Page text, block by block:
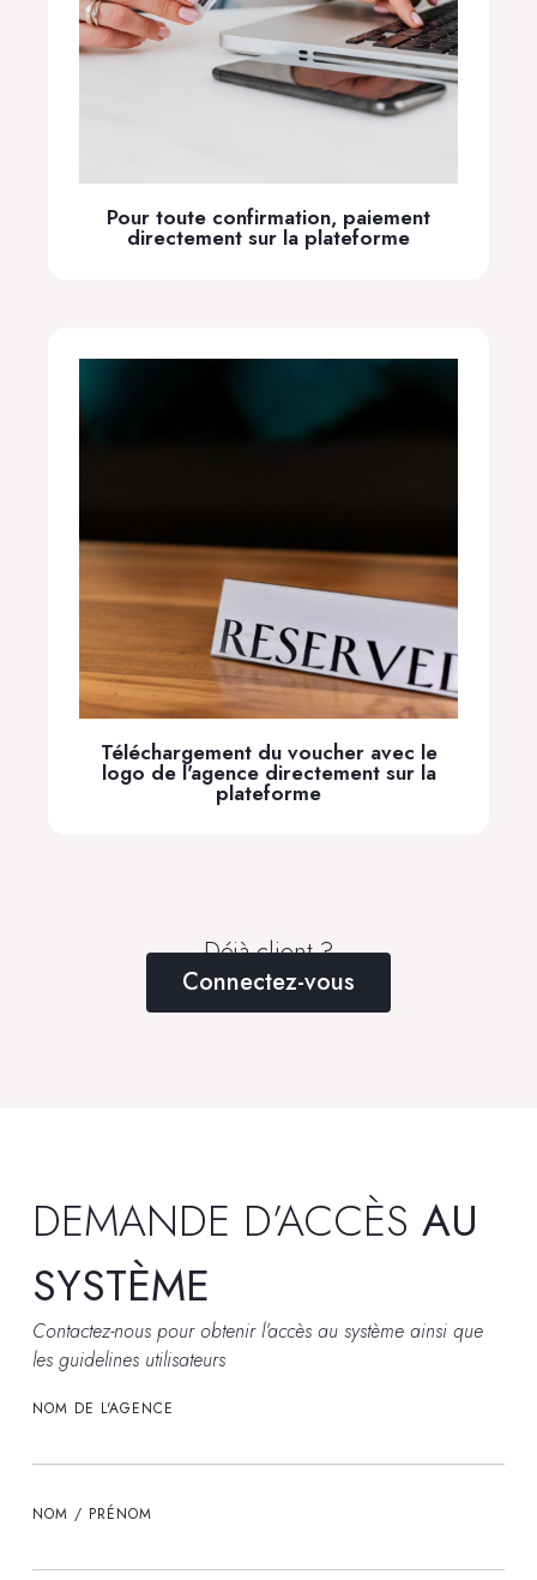
Pour toute confirmation, paiement
directement sur la plateforme
Téléchargement du voucher avec le
logo de l'agence directement sur la
plateforme
Déjà client ?
Connectez-vous
DEMANDE D’ACCÈS AU
SYSTÈME
Contactez-nous pour obtenir l’accès au système ainsi que
les guidelines utilisateurs
NOM DE L'AGENCE
NOM / PRÉNOM